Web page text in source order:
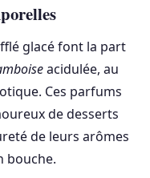
glacé font la part
acidulée, au
Ces parfums
de desserts
de leurs arômes
bouche.